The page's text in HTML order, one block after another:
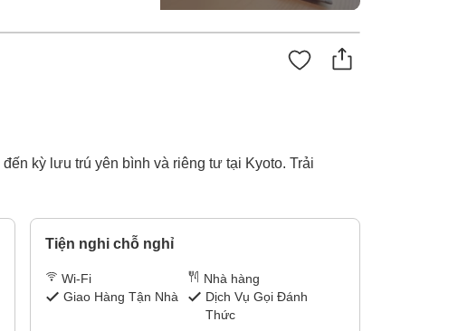
kỳ lưu trú yên bình và riêng tư tại Kyoto. Trải
Tiện nghi chỗ nghỉ
Wi-Fi
Nhà hàng
Giao Hàng Tận Nhà
Dịch Vụ Gọi Đánh
Thức